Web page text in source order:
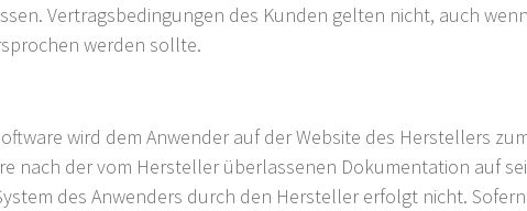
Vertragsbedingungen des Kunden gelten nicht, auch
werden sollte.
wird dem Anwender auf der Website des Herstellers
nach der vom Hersteller überlassenen Dokumentation auf
des Anwenders durch den Hersteller erfolgt nicht.